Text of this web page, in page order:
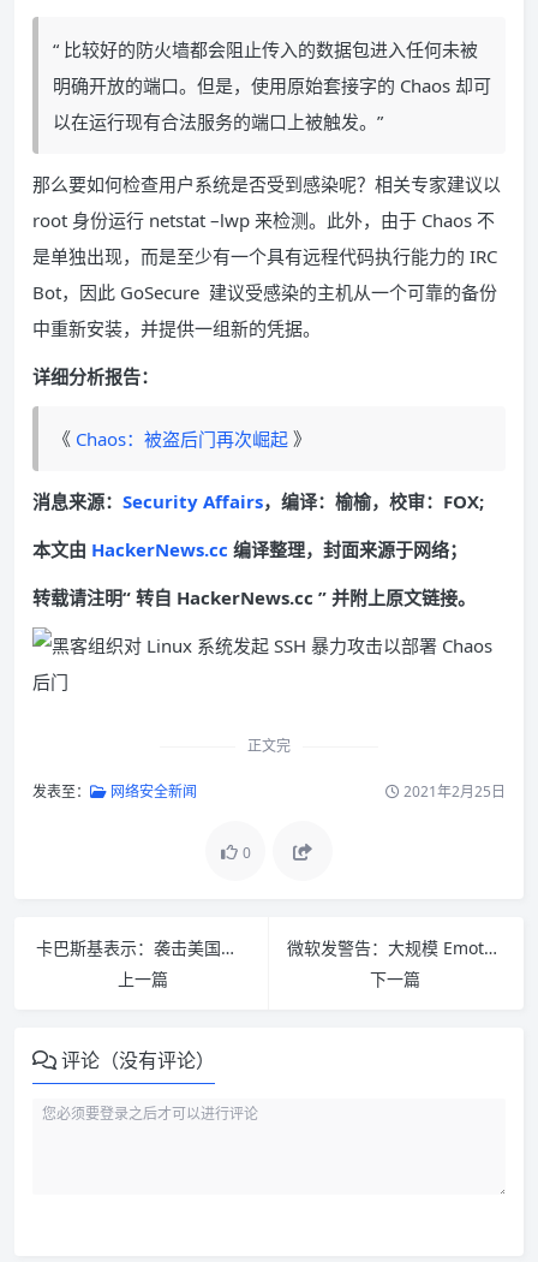
“ 比较好的防火墙都会阻止传入的数据包进入任何未被
明确开放的端口。但是，使用原始套接字的 Chaos 却可
以在运行现有合法服务的端口上被触发。”
那么要如何检查用户系统是否受到感染呢？相关专家建议以
root 身份运行 netstat –lwp 来检测。此外，由于 Chaos 不
是单独出现，而是至少有一个具有远程代码执行能力的 IRC
Bot，因此 GoSecure 建议受感染的主机从一个可靠的备份
中重新安装，并提供一组新的凭据。
详细分析报告：
《 Chaos：被盗后门再次崛起 》
消息来源： Security Affairs，编译：榆榆，校审：FOX;
本文由 HackerNews.cc 编译整理，封面来源于网络；
转载请注明“ 转自 HackerNews.cc ” 并附上原文链接。
正文完
发表至： 网络安全新闻 2021年2月25日
0
卡巴斯基表示：袭击美国的黑客组织真面目难以识破
上一篇
微软发警告：大规模 Emotet 正卷土重来，这次的目标是银行信息
下一篇
评论（没有评论）